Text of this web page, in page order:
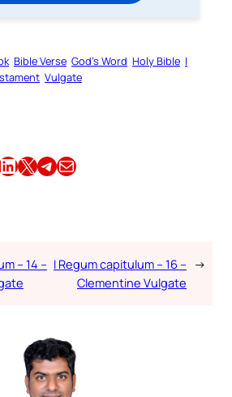
Bible Verse God’s Word Holy Bible I
Vulgate
on LinkedIn Share this article on X Share this article on TelegramEmail this Article
– 14 – I Regum capitulum – 16 –
Clementine Vulgate
→